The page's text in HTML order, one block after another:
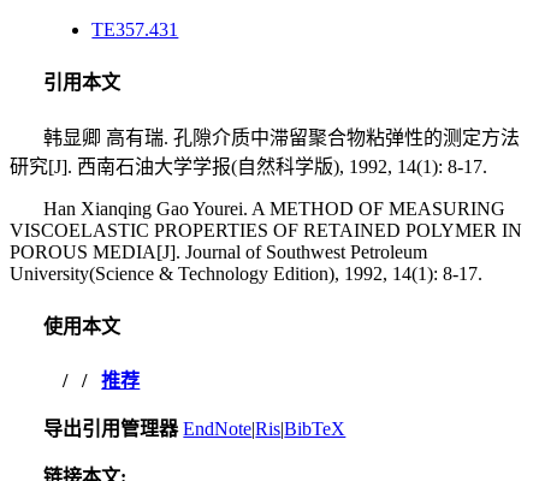
TE357.431
引用本文
韩显卿 高有瑞. 孔隙介质中滞留聚合物粘弹性的测定方法
研究[J]. 西南石油大学学报(自然科学版), 1992, 14(1): 8-17.
Han Xianqing Gao Yourei. A METHOD OF MEASURING
VISCOELASTIC PROPERTIES OF RETAINED POLYMER IN
POROUS MEDIA[J]. Journal of Southwest Petroleum
University(Science & Technology Edition), 1992, 14(1): 8-17.
使用本文
//推荐
导出引用管理器 EndNote|Ris|BibTeX